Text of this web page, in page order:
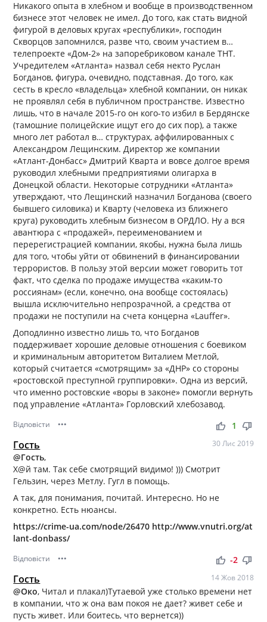
Никакого опыта в хлебном и вообще в производственном
бизнесе этот человек не имел. До того, как стать видной
фигурой в деловых кругах «республики», господин
Скворцов запомнился, разве что, своим участием в…
телепроекте «Дом-2» на запоребриковом канале ТНТ.
Учредителем «Атланта» назвал себя некто Руслан
Богданов, фигура, очевидно, подставная. До того, как
сесть в кресло «владельца» хлебной компании, он никак
не проявлял себя в публичном пространстве. Известно
лишь, что в начале 2015-го он кого-то избил в Бердянске
(тамошние полицейские ищут его до сих пор), а также
много лет работал в… структурах, аффилированных с
Александром Лещинским. Директор же компании
«Атлант-Донбасс» Дмитрий Кварта и вовсе долгое время
руководил хлебными предприятиями олигарха в
Донецкой области. Некоторые сотрудники «Атланта»
утверждают, что Лещинский назначил Богданова (своего
бывшего силовика) и Кварту (человека из ближнего
круга) руководить хлебным бизнесом в ОРДЛО. Ну а вся
авантюра с «продажей», переименованием и
перерегистрацией компании, якобы, нужна была лишь
для того, чтобы уйти от обвинений в финансировании
террористов. В пользу этой версии может говорить тот
факт, что сделка по продаже имущества «каким-то
россиянам» (если, конечно, она вообще состоялась)
вышла исключительно непрозрачной, а средства от
продажи не поступили на счета концерна «Lauffer».
Доподлинно известно лишь то, что Богданов
поддерживает хорошие деловые отношения с боевиком
и криминальным авторитетом Виталием Метлой,
который считается «смотрящим» за «ДНР» со стороны
«ростовской преступной группировки». Одна из версий,
что именно ростовские «воры в законе» помогли вернуть
под управление «Атланта» Горловский хлебозавод.
Відповісти ••• thumb_up thumb_down
1
Гость 30 Лис 2019
@Гость,
Х@й там. Так себе смотрящий видимо! ))) Смотрит
Гельзин, через Метлу. Гугл в помощь.
А так, для понимания, почитай. Интересно. Но не
конкретно. Есть нюансы.
https://crime-ua.com/node/26470 http://www.vnutri.org/at
lant-donbass/
Відповісти ••• thumb_up thumb_down
-2
Гость 14 Жов 2018
@Око, Читал и плакал)Тутаевой уже столько времени нет
в компании, что ж она вам покоя не дает? живет себе и
пусть живет. Или боитесь, что вернется))